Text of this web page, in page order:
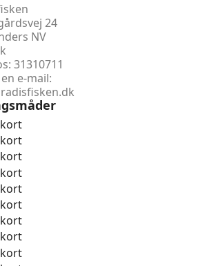
24
NV
31310711
e-mail: